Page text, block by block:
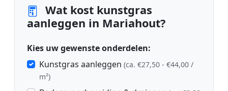
Wat kost kunstgras
aanleggen in Mariahout?
Kies uw gewenste onderdelen:
Kunstgras aanleggen (ca. €27,50 - €44,00 /
m²)